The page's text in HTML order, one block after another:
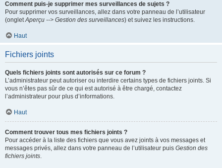
Comment puis-je supprimer mes surveillances de sujets ?
Pour supprimer vos surveillances, allez dans votre panneau de l’utilisateur
(ongletAperçu --> Gestion des surveillances) et suivez les instructions.
Haut
Fichiers joints
Quels fichiers joints sont autorisés sur ce forum ?
L’administrateur peut autoriser ou interdire certains types de fichiers joints. Si
vous n’êtes pas sûr de ce qui est autorisé à être chargé, contactez
l’administrateur pour plus d’informations.
Haut
Comment trouver tous mes fichiers joints ?
Pour accéder à la liste des fichiers que vous avez joints à vos messages et
messages privés, allez dans votre panneau de l’utilisateur puis Gestion des
fichiers joints.